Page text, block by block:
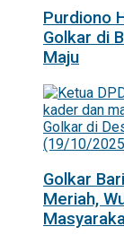
Purdiono
Golkar di
Maju
Golkar
Meriah,